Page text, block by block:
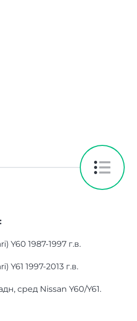
Y60 1987-1997 г.в.
Y61 1997-2013 г.в.
сред Nissan Y60/Y61.